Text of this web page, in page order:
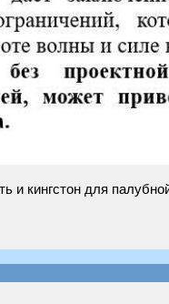
и кингстон для